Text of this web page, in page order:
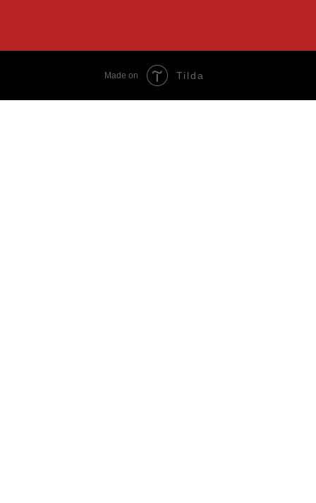
Made on Tilda